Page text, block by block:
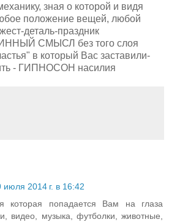
зная о которой и видя
положение вещей, любой
деталь-праздник
СМЫСЛ без того слоя
в который Вас заставили-
- ГИПНОСОН насилия
июля 2014 г. в 16:42
которая попадается Вам на глаза
видео, музыка, футболки, животные,